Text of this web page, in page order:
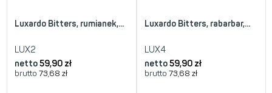
Luxardo Bitters, rumianek,...
LUX2
netto59,90 zł
brutto 73,68 zł
Luxardo Bitters, rabarbar,...
LUX4
netto 59,90 zł
brutto 73,68 zł